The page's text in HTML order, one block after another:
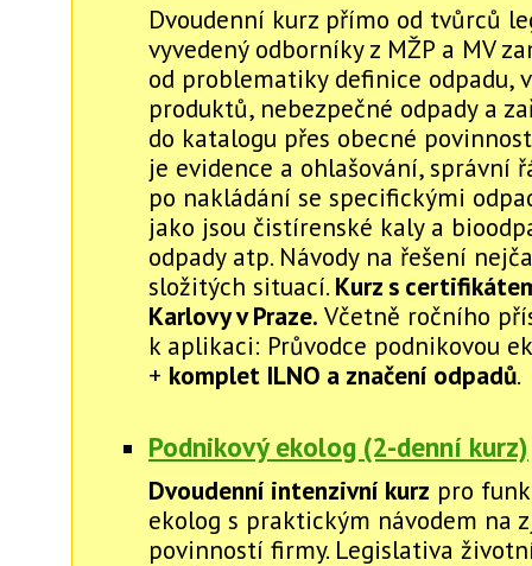
Dvoudenní kurz přímo od tvůrců
vyvedený odborníky z MŽP a MV
od problematiky definice odpadu,
produktů, nebezpečné odpady a
do katalogu přes obecné
je evidence a ohlašování, správní
po nakládání se specifickými
jako jsou čistírenské kaly a
odpady atp. Návody na řešení
složitých situací. Kurz s
Karlovy v Praze. Včetně ročního
k aplikaci: Průvodce podnikovou
+ komplet ILNO a značení odpadů.
Podnikový ekolog (2-denní kurz)
Dvoudenní intenzivní kurz pro
ekolog s praktickým návodem na
povinností firmy. Legislativa